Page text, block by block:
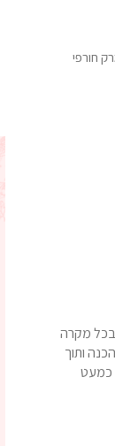
בכל מקרה
ותוך
שומן כמעט